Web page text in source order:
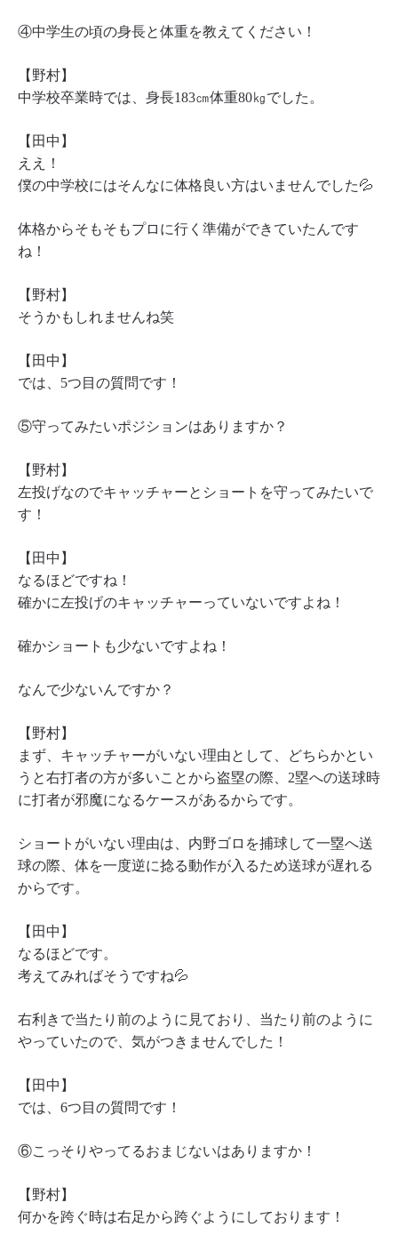
④中学生の頃の身長と体重を教えてください！
【野村】
中学校卒業時では、身長183㎝体重80㎏でした。
【田中】
ええ！
僕の中学校にはそんなに体格良い方はいませんでした💦
体格からそもそもプロに行く準備ができていたんです
ね！
【野村】
そうかもしれませんね笑
【田中】
では、5つ目の質問です！
⑤守ってみたいポジションはありますか？
【野村】
左投げなのでキャッチャーとショートを守ってみたいで
す！
【田中】
なるほどですね！
確かに左投げのキャッチャーっていないですよね！
確かショートも少ないですよね！
なんで少ないんですか？
【野村】
まず、キャッチャーがいない理由として、どちらかとい
うと右打者の方が多いことから盗塁の際、2塁への送球時
に打者が邪魔になるケースがあるからです。
ショートがいない理由は、内野ゴロを捕球して一塁へ送
球の際、体を一度逆に捻る動作が入るため送球が遅れる
からです。
【田中】
なるほどです。
考えてみればそうですね💦
右利きで当たり前のように見ており、当たり前のように
やっていたので、気がつきませんでした！
【田中】
では、6つ目の質問です！
⑥こっそりやってるおまじないはありますか！
【野村】
何かを跨ぐ時は右足から跨ぐようにしております！